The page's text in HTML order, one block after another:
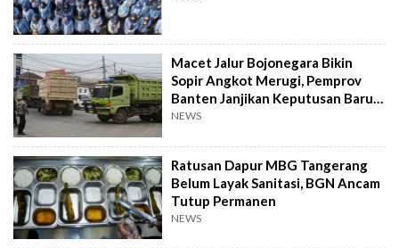
Macet Jalur Bojonegara Bikin
Sopir Angkot Merugi, Pemprov
Banten Janjikan Keputusan Baru 4
Hari Lagi
NEWS
Ratusan Dapur MBG Tangerang
Belum Layak Sanitasi, BGN Ancam
Tutup Permanen
NEWS